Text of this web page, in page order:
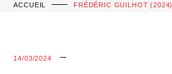
ACCUEIL FRÉDÉRIC GUILHOT (2024)
14/03/2024